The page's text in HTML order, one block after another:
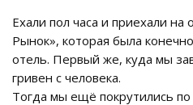
Ехали пол часа и приехали на
Рынок», которая была
отель. Первый же, куда мы
гривен с человека.
Тогда мы ещё покрутились